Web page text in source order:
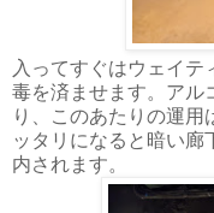
入ってすぐはウェイテ
毒を済ませます。アル
り、このあたりの運用
ッタリになると暗い廊
内されます。